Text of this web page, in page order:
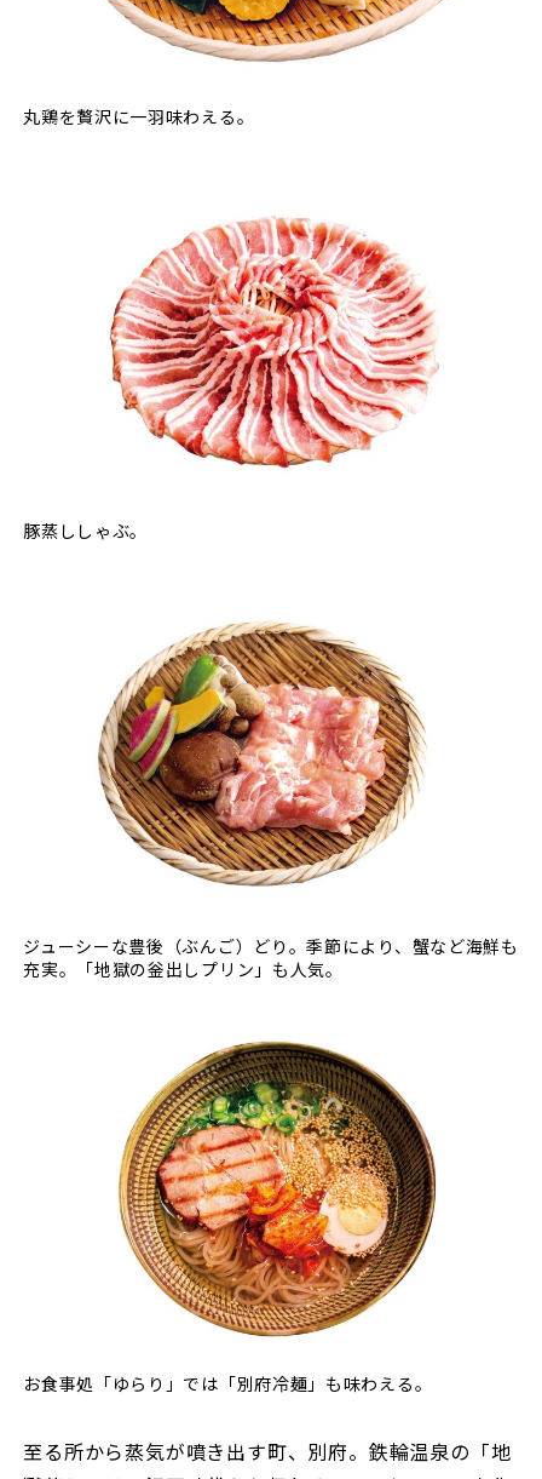
丸鶏を贅沢に一羽味わえる。
豚蒸ししゃぶ。
ジューシーな豊後（ぶんご）どり。季節により、蟹など海鮮も
充実。「地獄の釡出しプリン」も人気。
お食事処「ゆらり」では「別府冷麺」も味わえる。
至る所から蒸気が噴き出す町、別府。鉄輪温泉の「地